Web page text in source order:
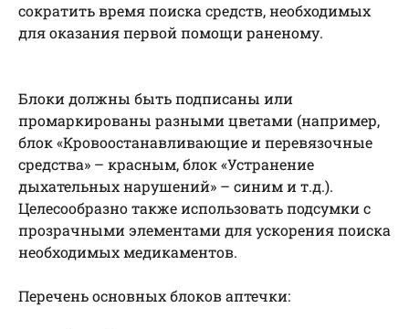
сократить время поиска средств, необходимых
для оказания первой помощи раненому.
Блоки должны быть подписаны или
промаркированы разными цветами (например,
блок «Кровоостанавливающие и перевязочные
средства» – красным, блок «Устранение
дыхательных нарушений» – синим и т.д.).
Целесообразно также использовать подсумки с
прозрачными элементами для ускорения поиска
необходимых медикаментов.
Перечень основных блоков аптечки: